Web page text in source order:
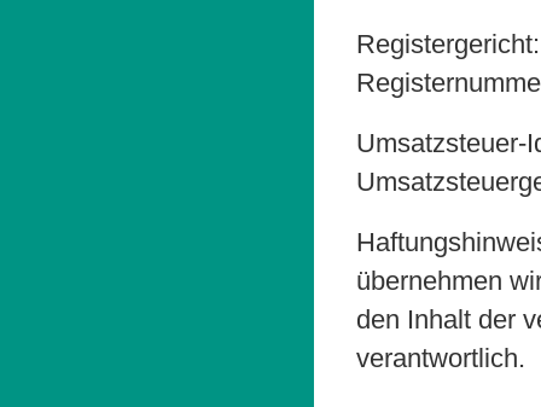
Umsatzsteuer-
übernehmen
den Inhalt der
verantwortlich.